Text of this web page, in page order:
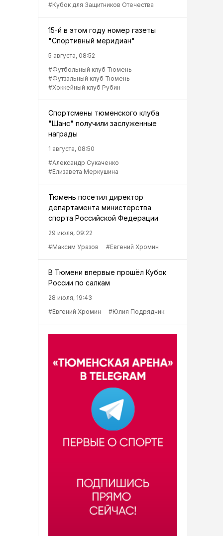
#Кубок для Защитников Отечества
15-й в этом году номер газеты
"Спортивный меридиан"
5 августа, 08:52
#Футбольный клуб Тюмень
#Футзальный клуб Тюмень
#Хоккейный клуб Рубин
Спортсмены тюменского клуба
"Шанс" получили заслуженные
награды
1 августа, 08:50
#Александр Сукаченко
#Елизавета Меркушина
Тюмень посетил директор
департамента министерства
спорта Российской Федерации
29 июля, 09:22
#Максим Уразов
#Евгений Хромин
В Тюмени впервые прошёл Кубок
России по салкам
28 июля, 19:43
#Евгений Хромин
#Юлия Подрядчик